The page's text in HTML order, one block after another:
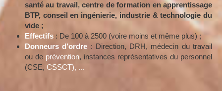
santé au travail, centre de formation en apprentissage
BTP, conseil en ingénierie, industrie & technologie du
vide ;
Effectifs : De 100 à 2500 (voire moins et même plus) ;
Donneurs d’ordre : Direction, DRH, médecin du travail
ou de prévention, instances représentatives du personnel
(CSE, CSSCT), ...